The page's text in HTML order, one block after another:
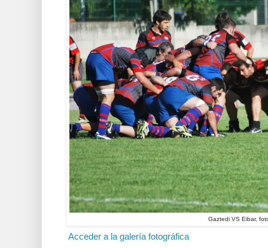
Gaztedi VS Eibar,
Acceder a la galería fotográfica